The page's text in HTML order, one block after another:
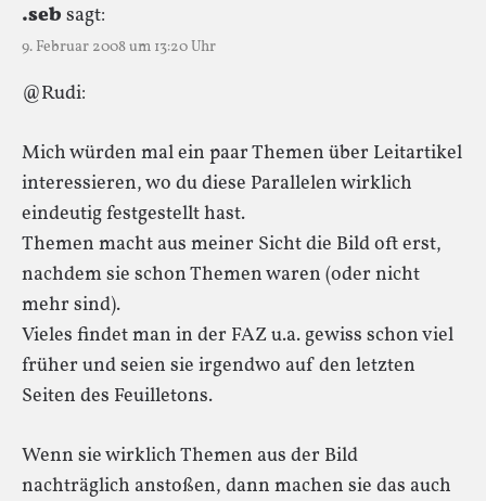
.seb sagt:
9. Februar 2008 um 13:20 Uhr
@Rudi:
Mich würden mal ein paar Themen über Leitartikel
interessieren, wo du diese Parallelen wirklich
eindeutig festgestellt hast.
Themen macht aus meiner Sicht die Bild oft erst,
nachdem sie schon Themen waren (oder nicht
mehr sind).
Vieles findet man in der FAZ u.a. gewiss schon viel
früher und seien sie irgendwo auf den letzten
Seiten des Feuilletons.
Wenn sie wirklich Themen aus der Bild
nachträglich anstoßen, dann machen sie das auch